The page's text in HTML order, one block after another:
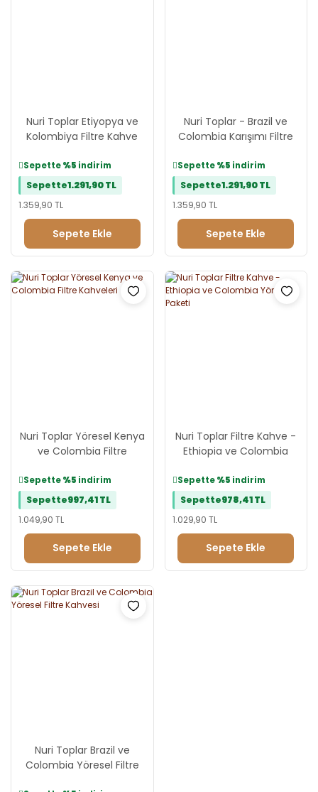
Nuri Toplar Etiyopya ve
Kolombiya Filtre Kahve
Sepette%5 indirim
Sepette1.291,90 TL
1.359,90 TL
Sepete Ekle
Nuri Toplar - Brazil ve
Colombia Karışımı Filtre
Sepette%5 indirim
Sepette1.291,90 TL
1.359,90 TL
Sepete Ekle
Nuri Toplar Yöresel Kenya
ve Colombia Filtre
Sepette%5 indirim
Sepette997,41 TL
1.049,90 TL
Sepete Ekle
Nuri Toplar Filtre Kahve -
Ethiopia ve Colombia
Sepette%5 indirim
Sepette978,41 TL
1.029,90 TL
Sepete Ekle
Nuri Toplar Brazil ve
Colombia Yöresel Filtre